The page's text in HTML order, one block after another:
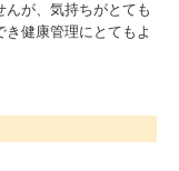
が、気持ちがとても
健康管理にとてもよ